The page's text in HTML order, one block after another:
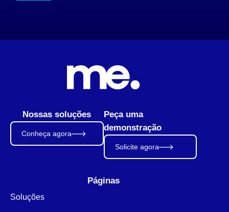
Nossas soluções
Conheça agora
Peça uma
demonstração
Solicite agora
Páginas
Soluções